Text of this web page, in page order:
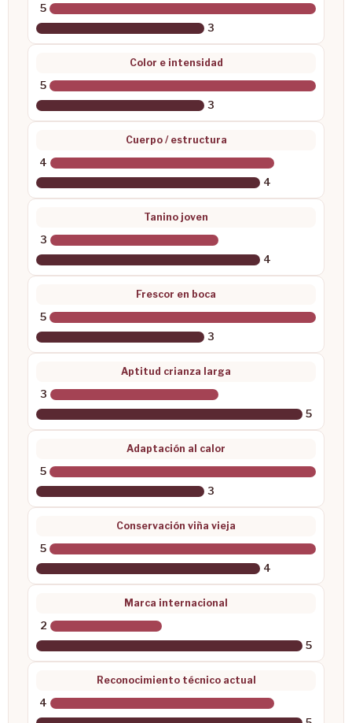
5
3
5
Color e intensidad
3
4
Cuerpo / estructura
4
3
Tanino joven
4
5
Frescor en boca
3
3
Aptitud crianza larga
5
5
Adaptación al calor
3
5
Conservación viña vieja
4
2
Marca internacional
5
4
Reconocimiento técnico actual